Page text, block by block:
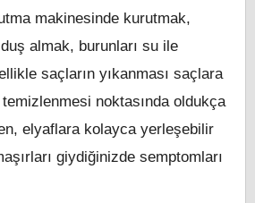
makinesinde kurutmak,
almak, burunları su ile
saçların yıkanması saçlara
noktasında oldukça
elyaflara kolayca yerleşebilir
giydiğinizde semptomları